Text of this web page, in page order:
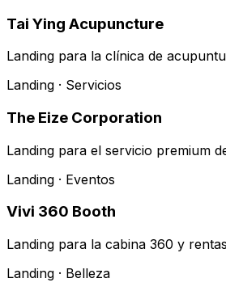
Tai Ying Acupuncture
Landing para la clínica de
Landing · Servicios
The Eize Corporation
Landing para el servicio premium
Landing · Eventos
Vivi 360 Booth
Landing para la cabina 360 y
Landing · Belleza